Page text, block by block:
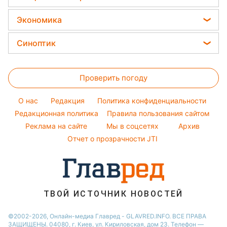
Новости Харькова
Новости Днепра
Новости моды
Головоломки
Виталий Козловский
Потап
София Ротару
Ольга Сумская
Филипп Киркоров
Елена Зеленская
Ани Лорак
Кейт Миддлтон
Алла Пугачева
Салаты
Простые блюда
Легкие десерты
Праздничное меню
Все о сале
Уборка
Авто
Стирка
Комнатные растения
Экономика
Цены на продукты
Денежная помощь
Курс валют
Синоптик
Магнитные бури
Погода на сегодня
Погода на завтра
Пылевая буря
Проверить погоду
O нас Редакция
Политика конфиденциальности
Редакционная политика
Правила пользования сайтом
Реклама на сайте
Мы в соцсетях
Архив
Отчет о прозрачности JTI
ТВОЙ ИСТОЧНИК НОВОСТЕЙ
©2002-2026, Онлайн-медиа Главред - GLAVRED.INFO. ВСЕ ПРАВА
ЗАЩИЩЕНЫ. 04080, г. Киев, ул. Кириловская, дом 23. Телефон —